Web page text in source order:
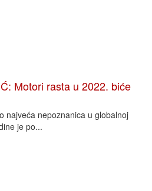
Motori rasta u 2022. biće
najveća nepoznanica u globalnoj
je po...